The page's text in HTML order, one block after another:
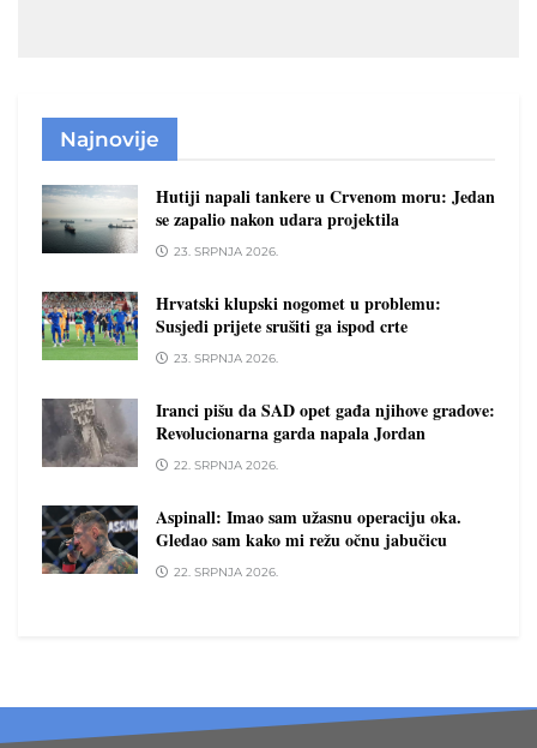
Najnovije
Hutiji napali tankere u Crvenom moru: Jedan
se zapalio nakon udara projektila
23. SRPNJA 2026.
Hrvatski klupski nogomet u problemu:
Susjedi prijete srušiti ga ispod crte
23. SRPNJA 2026.
Iranci pišu da SAD opet gađa njihove gradove:
Revolucionarna garda napala Jordan
22. SRPNJA 2026.
Aspinall: Imao sam užasnu operaciju oka.
Gledao sam kako mi režu očnu jabučicu
22. SRPNJA 2026.